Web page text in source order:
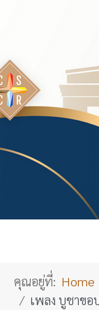
คุณอยู่ที่: Home
เพลง บูชาข